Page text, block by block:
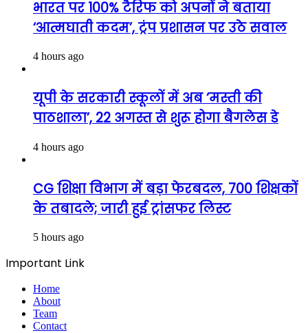
भारत पर 100% टैरिफ को अपनों ने बताया
‘आत्मघाती कदम’, ट्रंप प्रशासन पर उठे सवाल
4 hours ago
यूपी के सरकारी स्कूलों में अब ‘मस्ती की
पाठशाला’, 22 अगस्त से शुरू होगा बैगलेस डे
4 hours ago
CG शिक्षा विभाग में बड़ा फेरबदल, 700 शिक्षकों
के तबादले; जारी हुई ट्रांसफर लिस्ट
5 hours ago
Important Link
Home
About
Team
Contact